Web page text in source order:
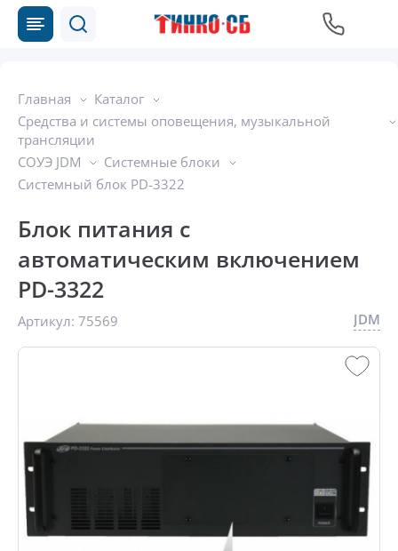
Главная
Каталог
Средства и системы оповещения, музыкальной
трансляции
СОУЭ JDM
Системные блоки
Системный блок PD-3322
Блок питания с
автоматическим включением
PD-3322
Артикул: 75569 JDM